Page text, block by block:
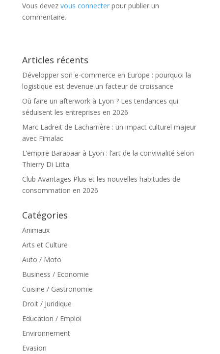
Vous devez vous connecterpour publier un
commentaire.
Articles récents
Développer son e-commerce en Europe : pourquoi la
logistique est devenue un facteur de croissance
Où faire un afterwork à Lyon ? Les tendances qui
séduisent les entreprises en 2026
Marc Ladreit de Lacharrière : un impact culturel majeur
avec Fimalac
L’empire Barabaar à Lyon : l’art de la convivialité selon
Thierry Di Litta
Club Avantages Plus et les nouvelles habitudes de
consommation en 2026
Catégories
Animaux
Arts et Culture
Auto / Moto
Business / Economie
Cuisine / Gastronomie
Droit / Juridique
Education / Emploi
Environnement
Evasion